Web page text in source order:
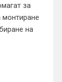
за
на